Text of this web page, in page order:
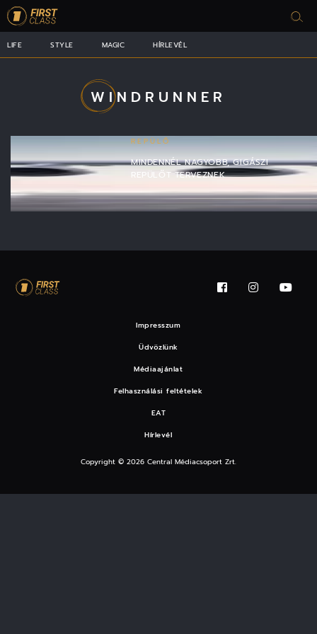
LIFE STYLE MAGIC HÍRLEVÉL
WINDRUNNER
REPÜLŐ
MINDENNÉL NAGYOBB, GIGÁSZI
REPÜLŐT TERVEZNEK
Impresszum
Üdvözlünk
Médiaajánlat
Felhasználási feltételek
EAT
Hírlevél
Copyright © 2026 Central Médiacsoport Zrt.